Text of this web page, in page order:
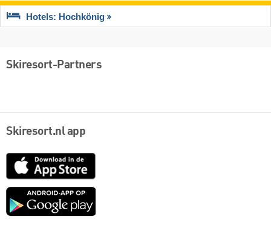
Hotels: Hochkönig
Skiresort-Partners
Skiresort.nl app
App
Google